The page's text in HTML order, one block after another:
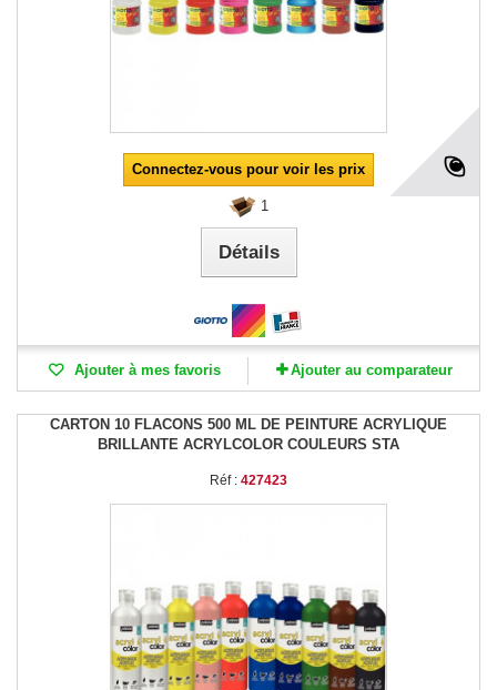
Connectez-vous pour voir les prix
1
Détails
Ajouter à mes favoris Ajouter au comparateur
CARTON 10 FLACONS 500 ML DE PEINTURE ACRYLIQUE
BRILLANTE ACRYLCOLOR COULEURS STA
Réf : 427423